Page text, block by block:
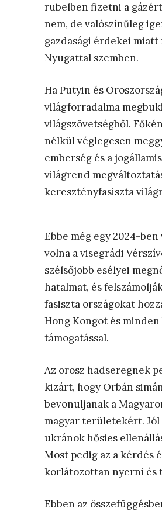
rubelben fizetni a
nem, de valószínűleg
gazdasági érdekei
Nyugattal szemben.
Ha Putyin és
világforradalma
világszövetségből.
nélkül véglegesen
emberség és a
világrend
keresztényfasiszta
Ebbe még egy 2024-
volna a visegrádi
szélsőjobb esélyei
hatalmat, és
fasiszta országokat
Hong Kongot és
támogatással.
Az orosz hadseregnek
kizárt, hogy Orbán
bevonuljanak a
magyar területekért. Jól
ukránok hősies
Most pedig az a kérdés
korlátozottan nyerni és
Ebben az